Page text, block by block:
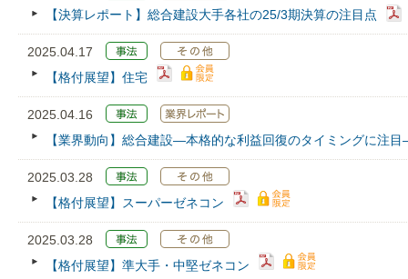
【決算レポート】総合建設大手各社の25/3期決算の注目点
2025.04.17
【格付展望】住宅
2025.04.16
【業界動向】総合建設―本格的な利益回復のタイミングに注
2025.03.28
【格付展望】スーパーゼネコン
2025.03.28
【格付展望】準大手・中堅ゼネコン